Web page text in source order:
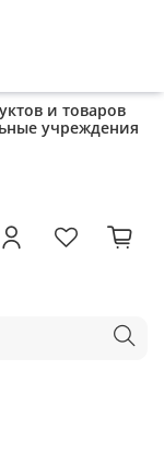
и товаров
учреждения